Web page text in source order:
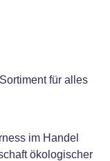
für alles
im Handel
ökologischer